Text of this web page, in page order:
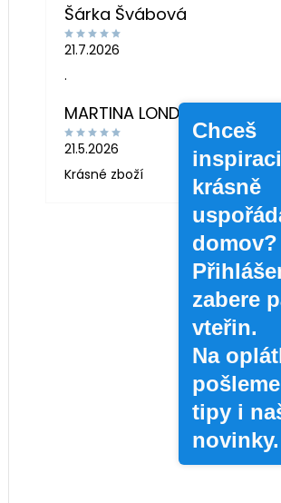
Šárka Švábová
21.7.2026
.
MARTINA LONDINOVÁ
21.5.2026
Krásné zboží
Chceš
krásně
domov?
zabere
vteřin.
Na
tipy i
novinky.